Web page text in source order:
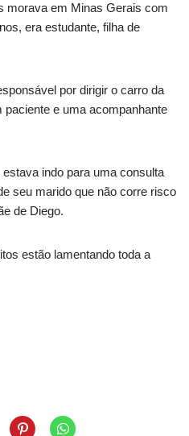
morava em Minas Gerais com
era estudante, filha de
por dirigir o carro da
paciente e uma acompanhante
indo para uma consulta
seu marido que não corre risco
de Diego.
estão lamentando toda a